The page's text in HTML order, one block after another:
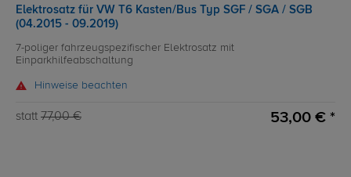
Elektrosatz für VW T6 Kasten/Bus Typ SGF / SGA / SGB
(04.2015 - 09.2019)
7-poliger fahrzeugspezifischer Elektrosatz mit
Einparkhilfeabschaltung
Hinweise beachten
statt 77,00 € 53,00 € *